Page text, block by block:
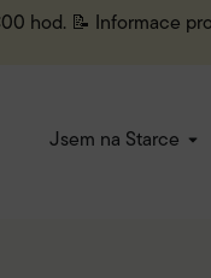
hod. 📝 Informace
Jsem na Starce